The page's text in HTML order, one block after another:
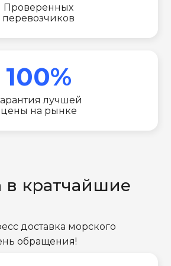
Проверенных
перевозчиков
100%
лучшей
цены на рынке
в кратчайшие
доставка морского
обращения!